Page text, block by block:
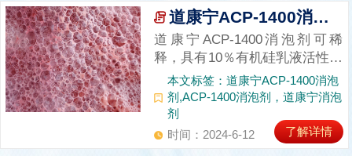
到相应的体系中，道康宁DC-51
手感剂具有以下几...
道康宁ACP-1400消泡剂可以应用在哪些领域呢？
时间：2024-6-12
道康宁ACP-1400消泡剂可稀
释，具有10％有机硅乳液活性成
分，并被设计用于控制水相体系
的泡沫。常常被应用于多个领域
进行消泡，包括但不限于：道康
宁ACP-1400消泡剂的运用领域
本文相关产品推荐切削液：切削
本文标签：道康宁ACP-1400消泡
剂,ACP-1400消泡剂，道康宁消泡
剂
了解详情